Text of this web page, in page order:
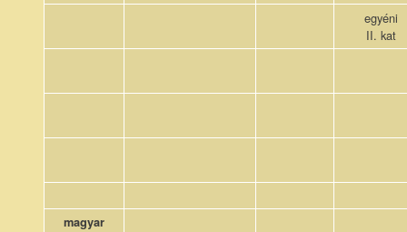
egyéni
II. kat
magyar